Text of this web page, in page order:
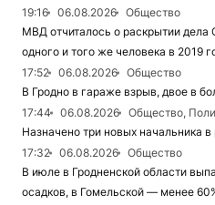
19:16
06.08.2026
Общество
МВД отчиталось о раскрытии
одного и того же человека в 2019
17:52
06.08.2026
Общество
В Гродно в гараже взрыв, двое в
17:44
06.08.2026
Общество,
Назначено три новых начальника
17:32
06.08.2026
Общество
В июле в Гродненской области
осадков, в Гомельской — менее